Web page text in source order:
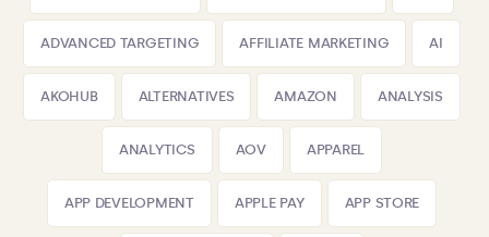
ADVANCED TARGETING AFFILIATE MARKETING AI
AKOHUB ALTERNATIVES AMAZON ANALYSIS
ANALYTICS AOV APPAREL
APP DEVELOPMENT APPLE PAY APP STORE